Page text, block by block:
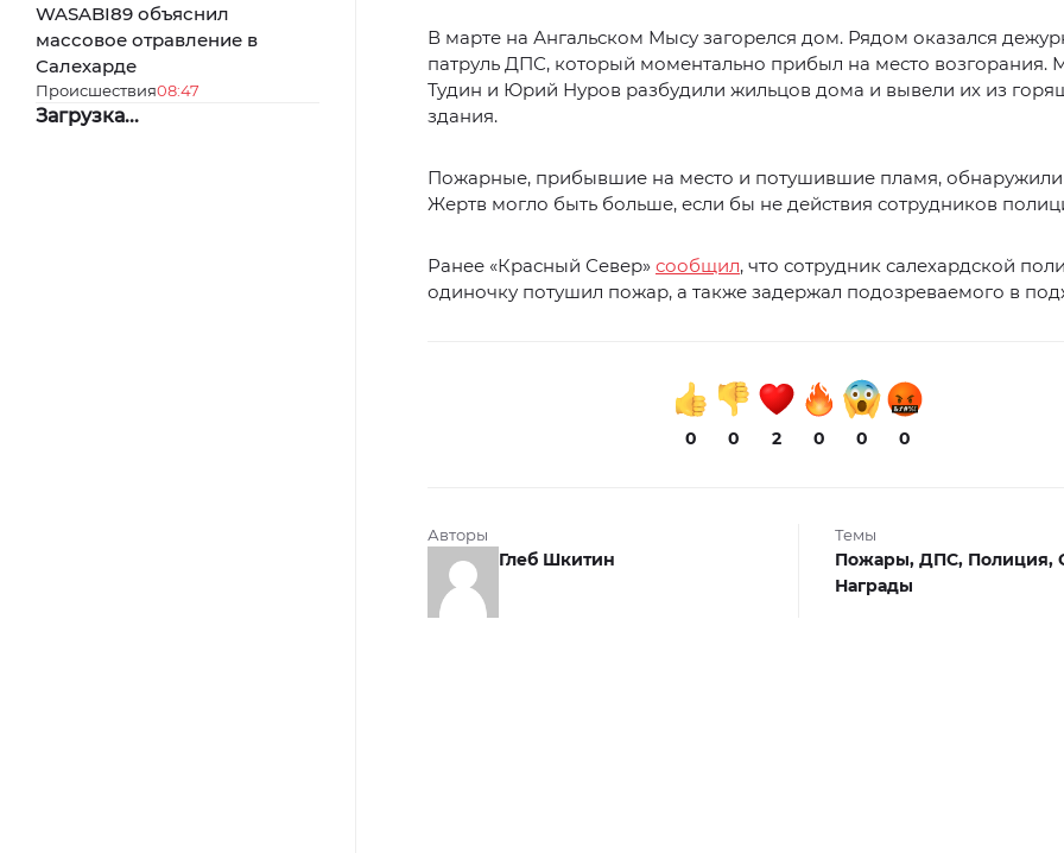
WASABI89 объяснил
массовое отравление в
Салехарде
Происшествия08:47
Загрузка...
В марте на Ангальском Мысу загорелся дом. Рядом оказался
патруль ДПС, который моментально прибыл на место возгорания.
Тудин и Юрий Нуров разбудили жильцов дома и вывели их из
здания.
Пожарные, прибывшие на место и потушившие пламя, обнаружили
Жертв могло быть больше, если бы не действия сотрудников
Ранее «Красный Север» сообщил, что сотрудник салехардской
одиночку потушил пожар, а также задержал подозреваемого в
0 0 2 0 0 0
Авторы
Глеб Шкитин
Темы
Пожары, ДПС, Полиция,
Награды